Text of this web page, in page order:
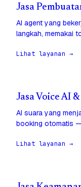
Jasa
AI agent yang
langkah, memakai
Lihat layanan →
Jasa Voice AI
AI suara yang
booking otomatis
Lihat layanan →